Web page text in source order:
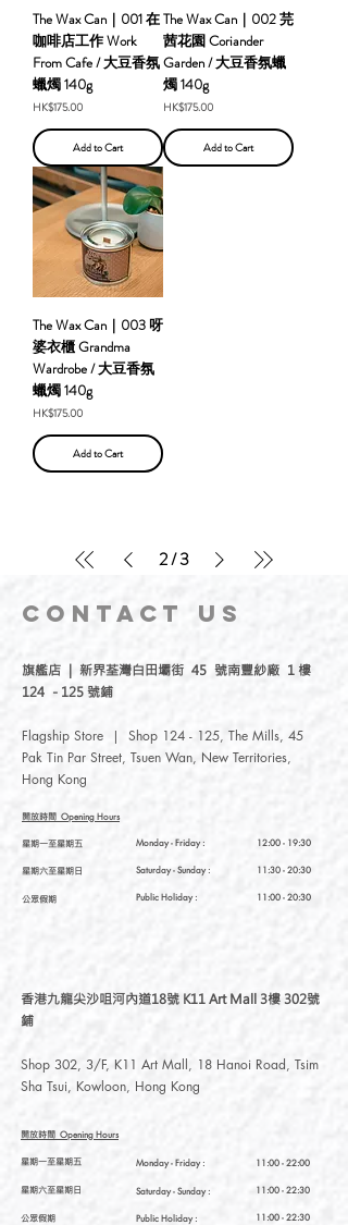
The Wax Can｜001 在
咖啡店工作 Work
From Cafe / 大豆香氛
蠟燭 140g
Price
HK$175.00
Add to Cart
The Wax Can｜002 芫
茜花園 Coriander
Garden / 大豆香氛蠟
燭 140g
Price
HK$175.00
Add to Cart
The Wax Can｜003 呀
婆衣櫃 Grandma
Wardrobe / 大豆香氛
蠟燭 140g
Price
HK$175.00
Add to Cart
2/3
CONTACT US
旗艦店 | 新界荃灣白田壩街 45 號南豐紗廠 1 樓
124 - 125 號鋪
Flagship Store | Shop 124 - 125, The Mills, 45
Pak Tin Par Street, Tsuen Wan, New Territories,
Hong Kong
開放時間 Opening Hours
星期一至星期五
星期六至星期日
公眾假期
12:00 - 19:30
11:30 - 20:30
11:00 - 20:30
Monday - Friday :
Saturday- Sunday :
Public Holiday :
11:00 - 22:00
11:00 - 22:30
11:00 - 22:30
香港九龍尖沙咀河內道18號 K11 Art Mall 3樓 302號
鋪
Shop 302, 3/F, K11 Art Mall, 18 Hanoi Road, Tsim
Sha Tsui, Kowloon, Hong Kong
開放時間 Opening Hours
星期一至星期五
星期六至星期日
公眾假期
Monday - Friday :
Saturday- Sunday :
Public Holiday :